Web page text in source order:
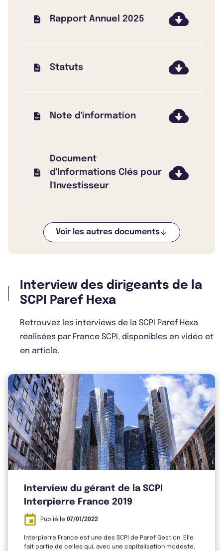
Rapport Annuel 2025
Statuts
Note d'information
Document
d'Informations Clés pour
l'Investisseur
Bulletin 2025 T2
Bulletin 2025 T1
Bulletin 2024 T4
Bulletin 2024 T3
Bulletin 2024 T2
Bulletin 2024 T1
Voir les autres documents
Interview des dirigeants de la
SCPI Paref Hexa
Retrouvez les interviews de la SCPI Paref Hexa
réalisées par France SCPI, disponibles en vidéo et
en article.
Interview du gérant de la SCPI
Interpierre France 2019
Publié le 07/01/2022
Interpierre France est une des SCPI de Paref Gestion. Elle
fait partie de celles qui, avec une capitalisation modeste,